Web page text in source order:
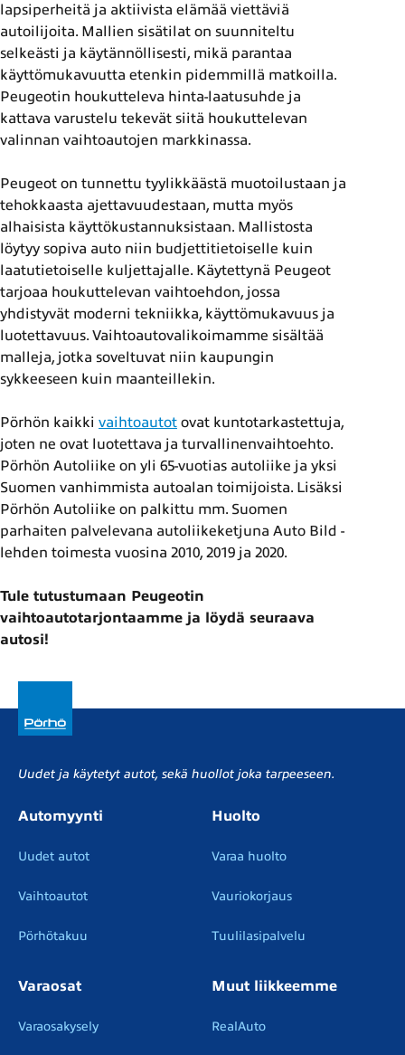
lapsiperheitä ja aktiivista elämää viettäviä
autoilijoita. Mallien sisätilat on suunniteltu
selkeästi ja käytännöllisesti, mikä parantaa
käyttömukavuutta etenkin pidemmillä matkoilla.
Peugeotin houkutteleva hinta-laatusuhde ja
kattava varustelu tekevät siitä houkuttelevan
valinnan vaihtoautojen markkinassa.
Peugeot on tunnettu tyylikkäästä muotoilustaan ja
tehokkaasta ajettavuudestaan, mutta myös
alhaisista käyttökustannuksistaan. Mallistosta
löytyy sopiva auto niin budjettitietoiselle kuin
laatutietoiselle kuljettajalle. Käytettynä Peugeot
tarjoaa houkuttelevan vaihtoehdon, jossa
yhdistyvät moderni tekniikka, käyttömukavuus ja
luotettavuus. Vaihtoautovalikoimamme sisältää
malleja, jotka soveltuvat niin kaupungin
sykkeeseen kuin maanteillekin.
Pörhön kaikki vaihtoautot ovat kuntotarkastettuja,
joten ne ovat luotettava ja turvallinenvaihtoehto.
Pörhön Autoliike on yli 65-vuotias autoliike ja yksi
Suomen vanhimmista autoalan toimijoista. Lisäksi
Pörhön Autoliike on palkittu mm. Suomen
parhaiten palvelevana autoliikeketjuna Auto Bild -
lehden toimesta vuosina 2010, 2019 ja 2020.
Tule tutustumaan Peugeotin
vaihtoautotarjontaamme ja löydä seuraava
autosi!
Uudet ja käytetyt autot, sekä huollot joka tarpeeseen.
Automyynti
Uudet autot
Vaihtoautot
Pörhötakuu
Huolto
Varaa huolto
Vauriokorjaus
Tuulilasipalvelu
Varaosat
Varaosakysely
Muut liikkeemme
RealAuto